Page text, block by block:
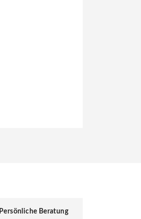
Persönliche Beratung